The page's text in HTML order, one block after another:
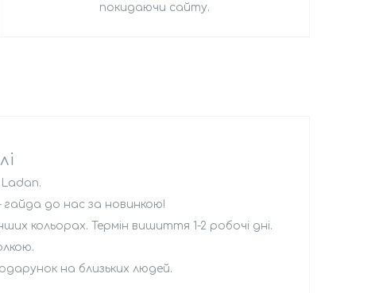
покидаючи сайту.
гайда до нас за новинкою!
кольорах. Термін вишиття 1-2 робочі дні.
на близьких людей.